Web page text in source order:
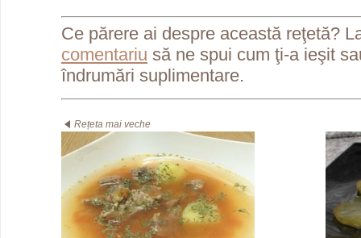
Ce părere ai despre această reţetă?
comentariu să ne spui cum ţi-a ieşit
îndrumări suplimentare.
Rețeta mai veche